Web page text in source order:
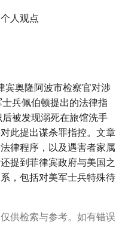
人观点
宾奥隆阿波市检察官对涉
兵佩伯顿提出的法律指
被发现溺死在旅馆洗手
此提出谋杀罪指控。文章
律程序，以及遇害者家属
提到菲律宾政府与美国之
，包括对美军士兵特殊待
供检索与参考。如有错误